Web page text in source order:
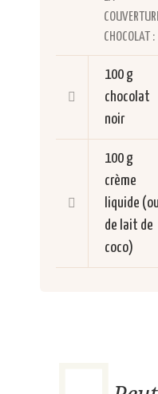
CHOCOLAT :
100 g
chocolat
noir
100 g
crème
liquide (ou
de lait de
coco)